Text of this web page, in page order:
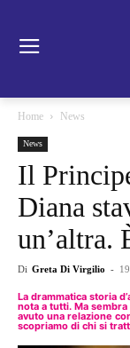
Home News
News
Il
Diana
un’altra.
Di Greta Di Virgilio -
La drammatica storia
nota a tutti. Ma
avuto una relazione
scopriamo di chi si